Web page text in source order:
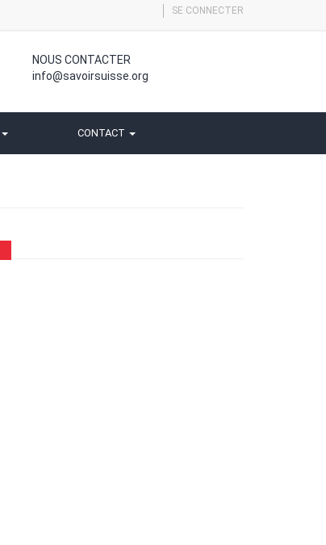
SE CONNECTER
NOUS CONTACTER
info@savoirsuisse.org
CONTACT